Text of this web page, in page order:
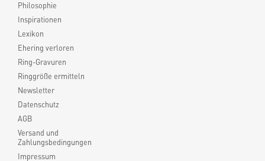
Philosophie
Inspirationen
Lexikon
Ehering verloren
Ring-Gravuren
Ringgröße ermitteln
Newsletter
Datenschutz
AGB
Versand und
Zahlungsbedingungen
Impressum